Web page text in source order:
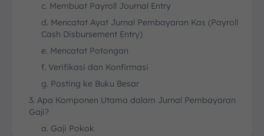
c. Membuat Payroll Journal Entry
d. Mencatat Ayat Jurnal Pembayaran Kas (Payroll
Cash Disbursement Entry)
e. Mencatat Potongan
f. Verifikasi dan Konfirmasi
g. Posting ke Buku Besar
3. Apa Komponen Utama dalam Jurnal Pembayaran
Gaji?
a. Gaji Pokok